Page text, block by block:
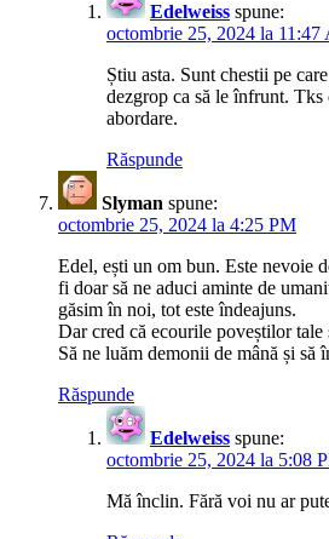
Edelweiss spune:
octombrie 25, 2024 la 11:47
Știu asta. Sunt chestii pe
dezgrop ca să le înfrunt. Tks
abordare.
Răspunde
Slyman spune:
octombrie 25, 2024 la 4:25 PM
Edel, ești un om bun. Este nevoie
fi doar să ne aduci aminte de
găsim în noi, tot este îndeajuns.
Dar cred că ecourile poveștilor tale
Să ne luăm demonii de mână și să
Răspunde
Edelweiss spune:
octombrie 25, 2024 la 5:08
Mă înclin. Fără voi nu ar